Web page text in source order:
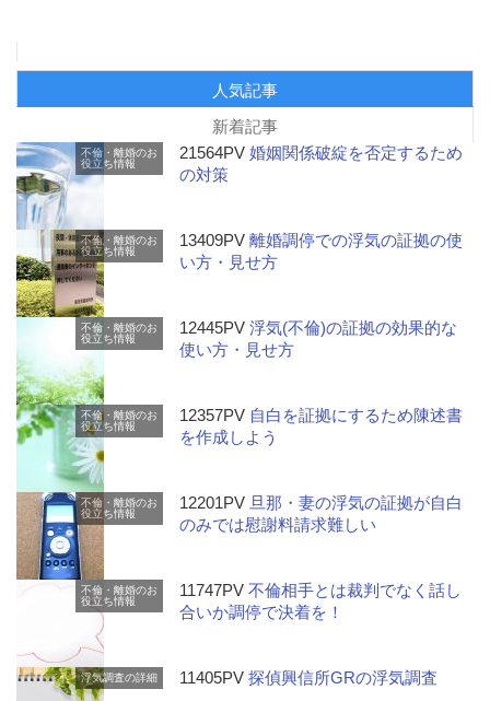
人気記事
新着記事
不倫・離婚のお
役立ち情報
21564PV婚姻関係破綻を否定するため
の対策
不倫・離婚のお
役立ち情報
13409PV離婚調停での浮気の証拠の使
い方・見せ方
不倫・離婚のお
役立ち情報
12445PV浮気(不倫)の証拠の効果的な
使い方・見せ方
不倫・離婚のお
役立ち情報
12357PV 自白を証拠にするため陳述書
を作成しよう
不倫・離婚のお
役立ち情報
12201PV 旦那・妻の浮気の証拠が自白
のみでは慰謝料請求難しい
不倫・離婚のお
役立ち情報
11747PV不倫相手とは裁判でなく話し
合いか調停で決着を！
浮気調査の詳細 11405PV探偵興信所GRの浮気調査